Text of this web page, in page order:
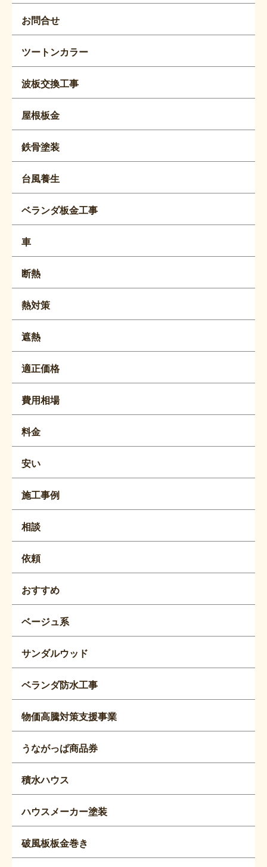
お問合せ
ツートンカラー
波板交換工事
屋根板金
鉄骨塗装
台風養生
ベランダ板金工事
車
断熱
熱対策
遮熱
適正価格
費用相場
料金
安い
施工事例
相談
依頼
おすすめ
ベージュ系
サンダルウッド
ベランダ防水工事
物価高騰対策支援事業
うながっぱ商品券
積水ハウス
ハウスメーカー塗装
破風板板金巻き